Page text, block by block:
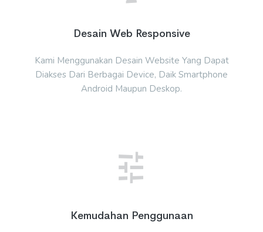
Desain Web Responsive
Kami Menggunakan Desain Website Yang Dapat
Diakses Dari Berbagai Device, Daik Smartphone
Android Maupun Deskop.
Kemudahan Penggunaan